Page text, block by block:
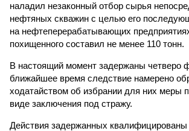
наладил незаконный отбор сырья
нефтяных скважин с целью его
на нефтеперерабатывающих
похищенного составил не менее 110 тонн.
В настоящий момент задержаны четверо
ближайшее время следствие намерено
ходатайством об избрании для них меры
виде заключения под стражу.
Действия задержанных квалифицированы